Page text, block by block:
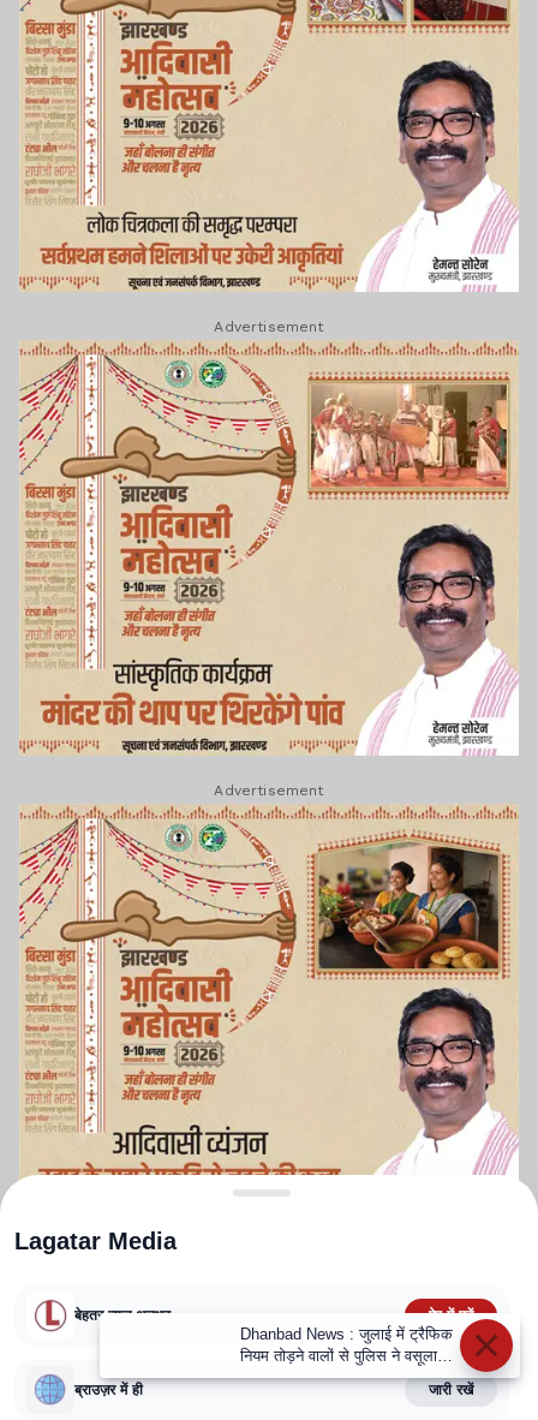
Advertisement
Advertisement
PRIVACY POLICY
TERMS AND CONDITIONS
CORRECTIONS POLICYEDITORIAL GUIDELINESFACT CHECKING POLICY
Lagatar Media
बेहतर न्यूज़ अनुभव ऐप में पढ़ें
ब्राउज़र में ही जारी रखें
Dhanbad News : जुलाई में ट्रैफिक
नियम तोड़ने वालों से पुलिस ने वसूला
एक करोड़ जुर्माना